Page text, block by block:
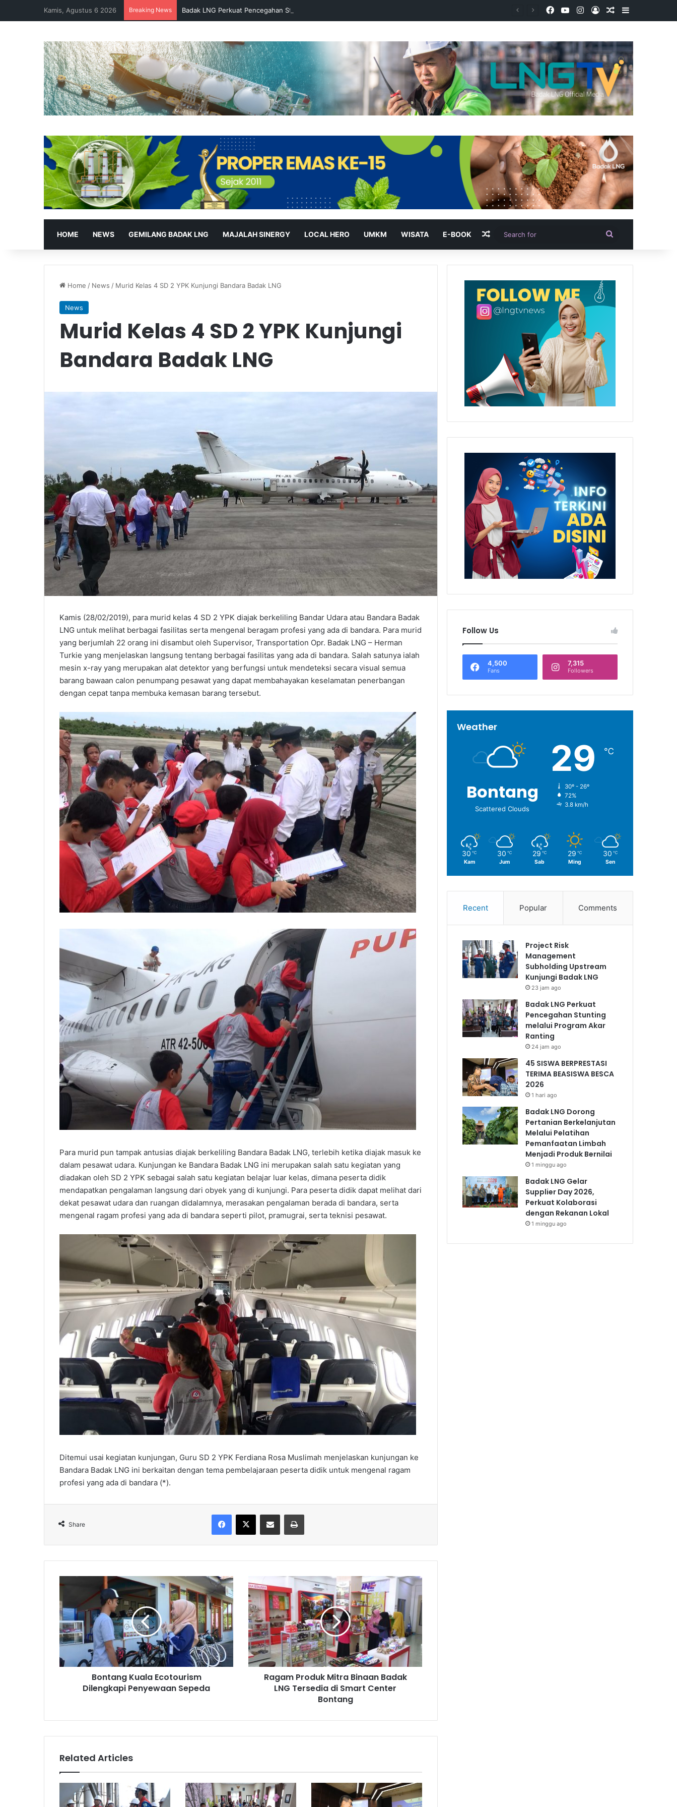
Kamis, Agustus 6 2026 Breaking News Badak LNG Perkuat Pencegahan Stunting melalui Program Akar Ranting Facebook
YouTubeInstagram
Log InRandom Article
Sidebar
HOME NEWS GEMILANG BADAK LNG MAJALAH SINERGY LOCAL HERO UMKM WISATA E-BOOK Random Article
for
Home / News / Murid Kelas 4 SD 2 YPK Kunjungi Bandara Badak LNG
News
Murid Kelas 4 SD 2 YPK Kunjungi
Bandara Badak LNG
Kamis (28/02/2019), para murid kelas 4 SD 2 YPK diajak berkeliling Bandar Udara atau Bandara Badak
LNG untuk melihat berbagai fasilitas serta mengenal beragam profesi yang ada di bandara. Para murid
yang berjumlah 22 orang ini disambut oleh Supervisor, Transportation Opr. Badak LNG – Herman
Turkie yang menjelaskan langsung tentang berbagai fasilitas yang ada di bandara. Salah satunya ialah
mesin x-ray yang merupakan alat detektor yang berfungsi untuk mendeteksi secara visual semua
barang bawaan calon penumpang pesawat yang dapat membahayakan keselamatan penerbangan
dengan cepat tanpa membuka kemasan barang tersebut.
Para murid pun tampak antusias diajak berkeliling Bandara Badak LNG, terlebih ketika diajak masuk ke
dalam pesawat udara. Kunjungan ke Bandara Badak LNG ini merupakan salah satu kegiatan yang
diadakan oleh SD 2 YPK sebagai salah satu kegiatan belajar luar kelas, dimana peserta didik
mendapatkan pengalaman langsung dari obyek yang di kunjungi. Para peserta didik dapat melihat dari
dekat pesawat udara dan ruangan didalamnya, merasakan pengalaman berada di bandara, serta
mengenal ragam profesi yang ada di bandara seperti pilot, pramugrai, serta teknisi pesawat.
Ditemui usai kegiatan kunjungan, Guru SD 2 YPK Ferdiana Rosa Muslimah menjelaskan kunjungan ke
Bandara Badak LNG ini berkaitan dengan tema pembelajaraan peserta didik untuk mengenal ragam
profesi yang ada di bandara (*).
Share
Facebook
X Share via Email Print
Ecotourism
Dilengkapi
Penyewaan
Sepeda
Bontang Kuala Ecotourism
Dilengkapi Penyewaan Sepeda
Ragam
Produk
Mitra
Binaan
Badak
LNG
Tersedia
di
Smart
CenterRagam Produk Mitra Binaan Badak
LNG Tersedia di Smart Center
Bontang
Related Articles
Follow Us
4,500
Fans
7,315
Followers
Weather
Bontang
Scattered Clouds
29 ℃
30º - 26º
72%
3.8 km/h
30 ℃
Kam
30 ℃
Jum
29 ℃
Sab
29 ℃
Ming
30 ℃
Sen
Recent Popular Comments
Project Risk
Management
Subholding Upstream
Kunjungi Badak LNG
23 jam ago
Badak LNG Perkuat
Pencegahan Stunting
melalui Program Akar
Ranting
24 jam ago
45 SISWA BERPRESTASI
TERIMA BEASISWA BESCA
2026
1 hari ago
Badak LNG Dorong
Pertanian Berkelanjutan
Melalui Pelatihan
Pemanfaatan Limbah
Menjadi Produk Bernilai
1 minggu ago
Badak LNG Gelar
Supplier Day 2026,
Perkuat Kolaborasi
dengan Rekanan Lokal
1 minggu ago